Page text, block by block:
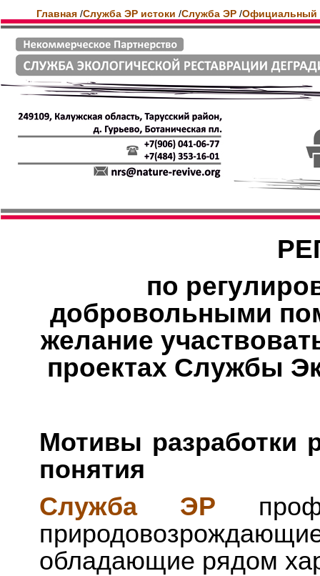
Главная /Служба ЭР истоки /Служба ЭР /Официальный
по
добровольными
желание
проектах Службы
Мотивы разработки
понятия
Служба ЭР
обладающие рядом